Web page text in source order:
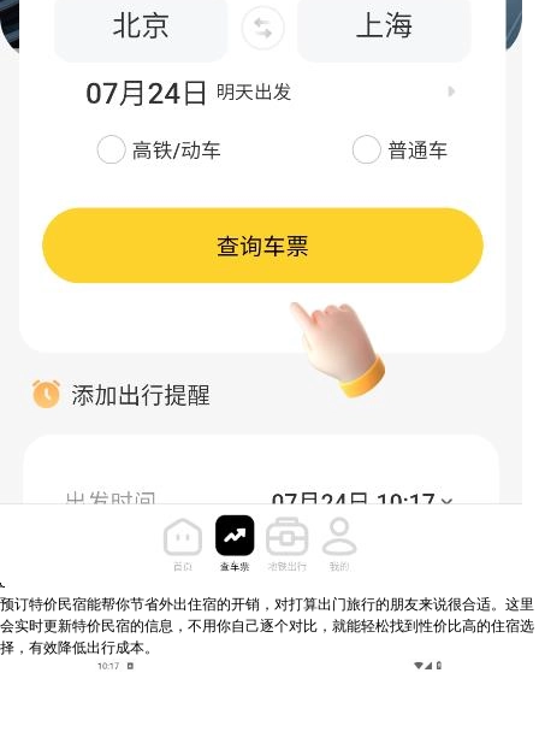
预订特价民宿能帮你节省外出住宿的开销，对打算出门旅行的朋友来说很合适。这里
会实时更新特价民宿的信息，不用你自己逐个对比，就能轻松找到性价比高的住宿选
择，有效降低出行成本。